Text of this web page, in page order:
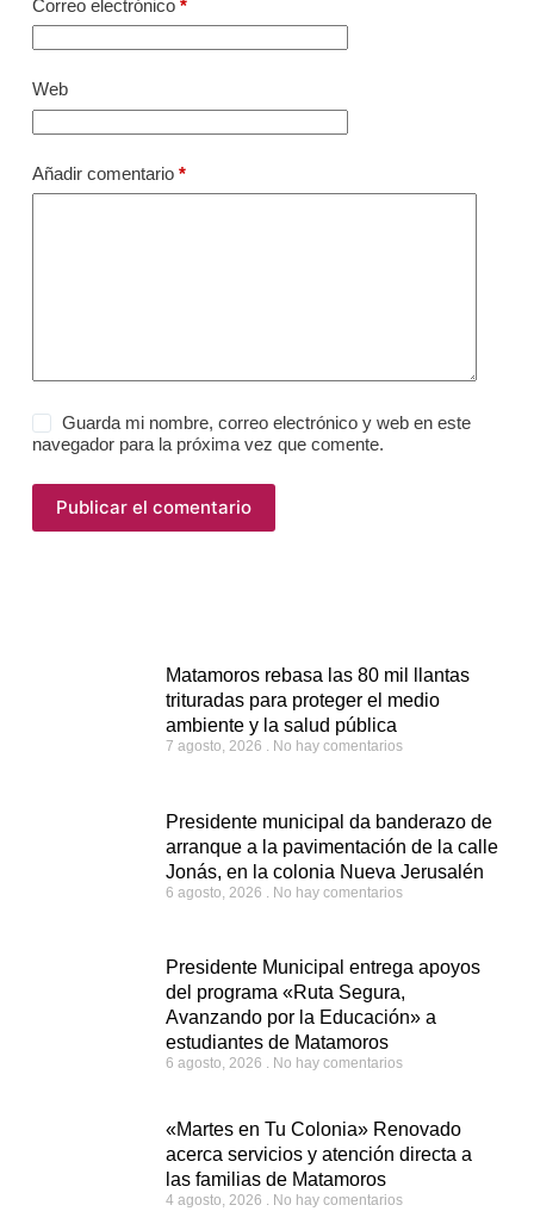
Correo electrónico*
Web
Añadir comentario*
Guarda mi nombre, correo electrónico y web en este
navegador para la próxima vez que comente.
Publicar el comentario
Matamoros rebasa las 80 mil llantas
trituradas para proteger el medio
ambiente y la salud pública
7 agosto, 2026 No hay comentarios
Presidente municipal da banderazo de
arranque a la pavimentación de la calle
Jonás, en la colonia Nueva Jerusalén
6 agosto, 2026 No hay comentarios
Presidente Municipal entrega apoyos
del programa «Ruta Segura,
Avanzando por la Educación» a
estudiantes de Matamoros
6 agosto, 2026 No hay comentarios
«Martes en Tu Colonia» Renovado
acerca servicios y atención directa a
las familias de Matamoros
4 agosto, 2026 No hay comentarios